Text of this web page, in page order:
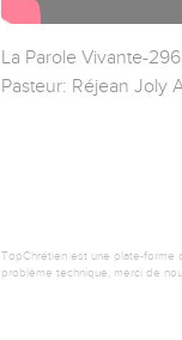
La Parole Vivante-
Pasteur: Réjean Joly
TopChrétien est une plate-forme
problème technique, merci de